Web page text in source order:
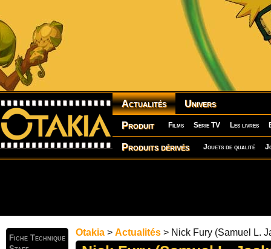
Actualités Univers
Produit Films Série TV Les livres
Produits dérivés Jouets de qualité
Fiche Technique
Otakia > Actualités > Nick Fury (Samuel L.